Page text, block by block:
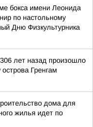
бокса имени Леонида
по настольному
Дню Физкультурника
лет назад произошло
Гренгам
дома для
жилья идет по